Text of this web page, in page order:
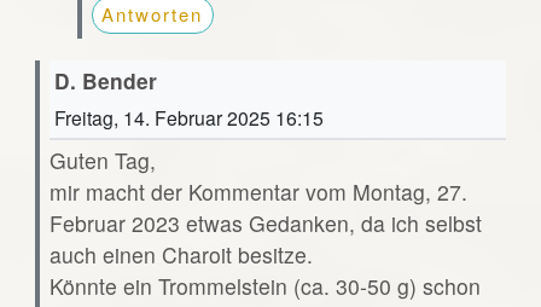
Antworten
D. Bender
Freitag, 14. Februar 2025 16:15
Guten Tag,
mir macht der Kommentar vom Montag, 27.
Februar 2023 etwas Gedanken, da ich selbst
auch einen Charoit besitze.
Könnte ein Trommelstein (ca. 30-50 g) schon